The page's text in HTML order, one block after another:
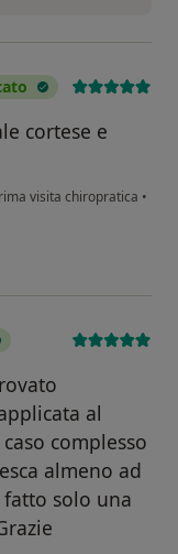
cortese e
visita chiropratica •
al
complesso
almeno ad
solo una